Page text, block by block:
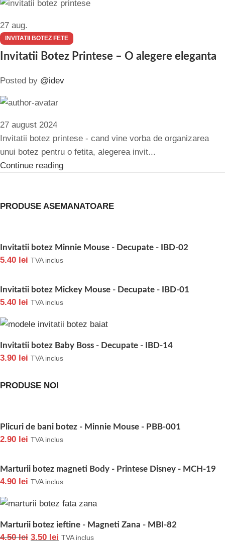
27 aug.
INVITATII BOTEZ FETE
Invitatii Botez Printese – O alegere eleganta
Posted by @idev
27 august 2024
Invitatii botez printese - cand vine vorba de organizarea
unui botez pentru o fetita, alegerea invit...
Continue reading
PRODUSE ASEMANATOARE
Invitatii botez Minnie Mouse - Decupate - IBD-02
5.40 lei TVA inclus
Invitatii botez Mickey Mouse - Decupate - IBD-01
5.40 lei TVA inclus
Invitatii botez Baby Boss - Decupate - IBD-14
3.90 lei TVA inclus
PRODUSE NOI
Plicuri de bani botez - Minnie Mouse - PBB-001
2.90 lei TVA inclus
Marturii botez magneti Body - Printese Disney - MCH-19
4.90 lei TVA inclus
Marturii botez ieftine - Magneti Zana - MBI-82
4.50lei 3.50 lei TVA inclus